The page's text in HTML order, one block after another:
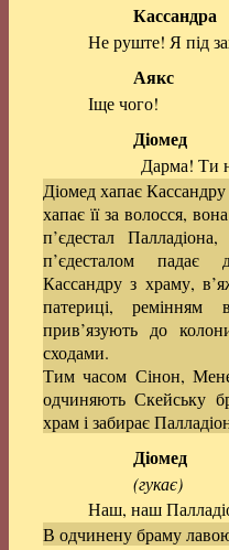
Кассандра
Не руште! Я під
Аякс
Іще чого!
Діомед
Дарма! Ти
Діомед хапає
хапає її за волосся,
п’єдестал
п’єдесталом падає
Кассандру з храму,
патериці,
прив’язують до
сходами.
Тим часом Сінон,
одчиняють Скейську
храм і забирає
Діомед
(гукає)
Наш, наш
В одчинену браму